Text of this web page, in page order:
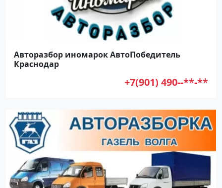
Авторазбор иномарок АвтоПобедитель
Краснодар
+7(901) 490--**-**